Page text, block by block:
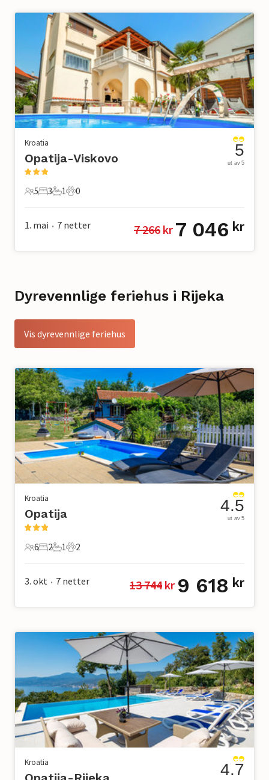
Kroatia
Opatija-Viskovo
5 Gjester
5
3 Soverom
3
1 Bad
1
0 Kjæledyr
0
5
ut av 5
1. mai • 7 netter 7 266 kr 7 046 kr
Dyrevennlige feriehus i Rijeka
Vis dyrevennlige feriehus
Kroatia
Opatija
6 Gjester
6
2 Soverom
2
1 Bad
1
2 Kjæledyr
2
4.5
ut av 5
3. okt • 7 netter 13 744 kr 9 618 kr
Kroatia 4.7